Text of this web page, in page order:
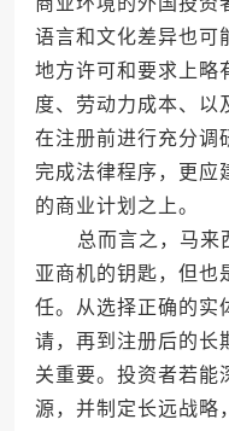
语言和文化差异也可
地方许可和要求上略
度、劳动力成本、以
在注册前进行充分调
完成法律程序，更应
的商业计划之上。
总而言之，马来西
亚商机的钥匙，但也
任。从选择正确的实
请，再到注册后的长
关重要。投资者若能
源，并制定长远战略